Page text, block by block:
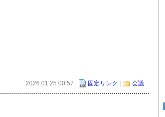
2026.01.25 00:57 | 固定リンク | 会議